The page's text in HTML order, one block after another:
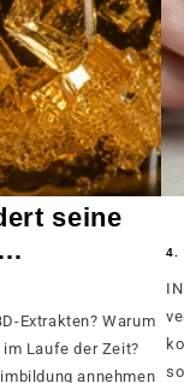
seine
Extrakten? Warum
Laufe der Zeit?
annehmen
4.